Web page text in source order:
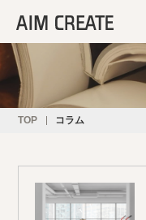
TOP コラム